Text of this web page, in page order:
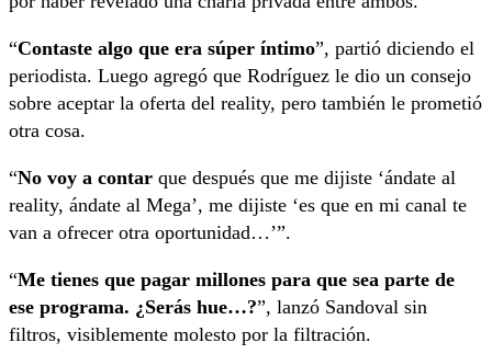
“Contaste algo que era súper íntimo”, partió diciendo el
periodista. Luego agregó que Rodríguez le dio un consejo
sobre aceptar la oferta del reality, pero también le prometió
otra cosa.
“No voy a contar que después que me dijiste ‘ándate al
reality, ándate al Mega’, me dijiste ‘es que en mi canal te
van a ofrecer otra oportunidad…’”.
“Me tienes que pagar millones para que sea parte de
ese programa. ¿Serás hue…?”, lanzó Sandoval sin
filtros, visiblemente molesto por la filtración.